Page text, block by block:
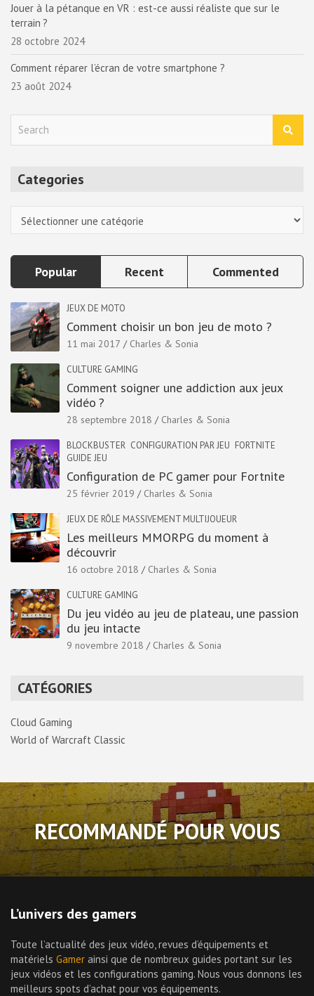
Jouer à la pétanque en VR : est-ce aussi réaliste que sur le
terrain ?
28 octobre 2024
Comment réparer l’écran de votre smartphone ?
23 août 2024
Categories
Popular Recent Commented
JEUX DE MOTO
Comment choisir un bon jeu de moto ?
11 mai 2017 Charles & Sonia
CULTURE GAMING
Comment soigner une addiction aux jeux
vidéo ?
28 septembre 2018 Charles & Sonia
BLOCKBUSTER CONFIGURATION PAR JEU FORTNITE
GUIDE JEU
Configuration de PC gamer pour Fortnite
25 février 2019 Charles & Sonia
JEUX DE RÔLE MASSIVEMENT MULTIJOUEUR
Les meilleurs MMORPG du moment à
découvrir
16 octobre 2018 Charles & Sonia
CULTURE GAMING
Du jeu vidéo au jeu de plateau, une passion
du jeu intacte
9 novembre 2018 Charles & Sonia
CATÉGORIES
Cloud Gaming
World of Warcraft Classic
RECOMMANDÉ POUR VOUS
L’univers des gamers
Toute l’actualité des jeux vidéo, revues d’équipements et
matériels Gamer ainsi que de nombreux guides portant sur les
jeux vidéos et les configurations gaming. Nous vous donnons les
meilleurs spots d’achat pour vos équipements.